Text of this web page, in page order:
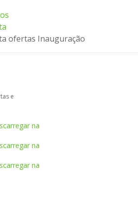
ofertas Inauguração
e
na
na
na